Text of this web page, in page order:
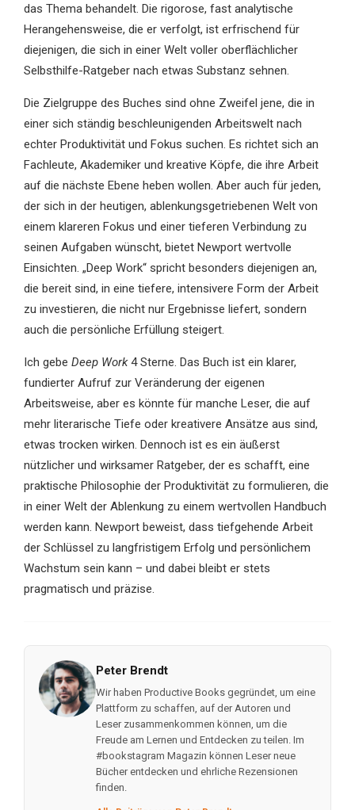
das Thema behandelt. Die rigorose, fast analytische
Herangehensweise, die er verfolgt, ist erfrischend für
diejenigen, die sich in einer Welt voller oberflächlicher
Selbsthilfe-Ratgeber nach etwas Substanz sehnen.
Die Zielgruppe des Buches sind ohne Zweifel jene, die in
einer sich ständig beschleunigenden Arbeitswelt nach
echter Produktivität und Fokus suchen. Es richtet sich an
Fachleute, Akademiker und kreative Köpfe, die ihre Arbeit
auf die nächste Ebene heben wollen. Aber auch für jeden,
der sich in der heutigen, ablenkungsgetriebenen Welt von
einem klareren Fokus und einer tieferen Verbindung zu
seinen Aufgaben wünscht, bietet Newport wertvolle
Einsichten. „Deep Work“ spricht besonders diejenigen an,
die bereit sind, in eine tiefere, intensivere Form der Arbeit
zu investieren, die nicht nur Ergebnisse liefert, sondern
auch die persönliche Erfüllung steigert.
Ich gebe Deep Work4 Sterne. Das Buch ist ein klarer,
fundierter Aufruf zur Veränderung der eigenen
Arbeitsweise, aber es könnte für manche Leser, die auf
mehr literarische Tiefe oder kreativere Ansätze aus sind,
etwas trocken wirken. Dennoch ist es ein äußerst
nützlicher und wirksamer Ratgeber, der es schafft, eine
praktische Philosophie der Produktivität zu formulieren, die
in einer Welt der Ablenkung zu einem wertvollen Handbuch
werden kann. Newport beweist, dass tiefgehende Arbeit
der Schlüssel zu langfristigem Erfolg und persönlichem
Wachstum sein kann – und dabei bleibt er stets
pragmatisch und präzise.
Peter Brendt
Wir haben Productive Books gegründet, um eine
Plattform zu schaffen, auf der Autoren und
Leser zusammenkommen können, um die
Freude am Lernen und Entdecken zu teilen. Im
#bookstagram Magazin können Leser neue
Bücher entdecken und ehrliche Rezensionen
finden.